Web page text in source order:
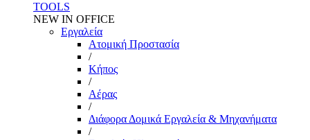
TOOLS
NEW IN OFFICE
Εργαλεία
Aτομική Προστασία
/
Kήπος
/
Αέρας
/
Διάφορα Δομικά Εργαλεία & Μηχανήματα
/